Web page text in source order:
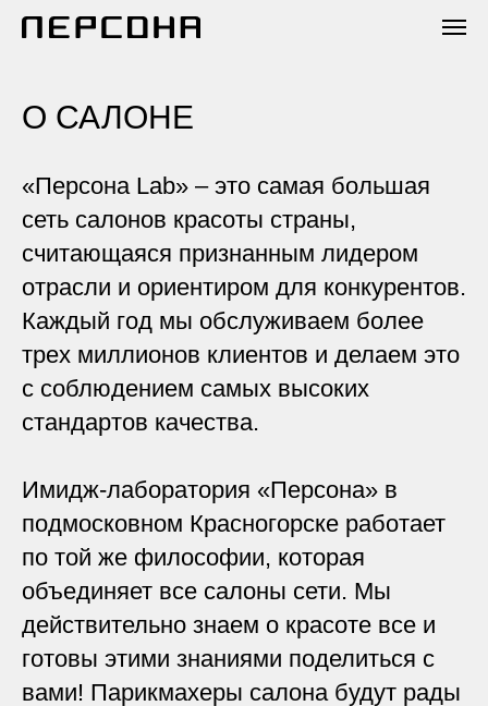
О САЛОНЕ
«Персона Lab» – это самая большая
сеть салонов красоты страны,
считающаяся признанным лидером
отрасли и ориентиром для конкурентов.
Каждый год мы обслуживаем более
трех миллионов клиентов и делаем это
с соблюдением самых высоких
стандартов качества.
Имидж-лаборатория «Персона» в
подмосковном Красногорске работает
по той же философии, которая
объединяет все салоны сети. Мы
действительно знаем о красоте все и
готовы этими знаниями поделиться с
вами! Парикмахеры салона будут рады